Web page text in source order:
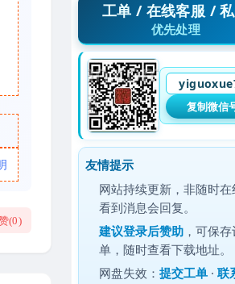
(0)
工单 / 在线客服 /
优先处理
复制微信
友情提示
网站持续更新，非随时在
看到消息会回复。
建议登录后赞助 ，可保
单，随时查看下载地址。
网盘失效：提交工单 ·联